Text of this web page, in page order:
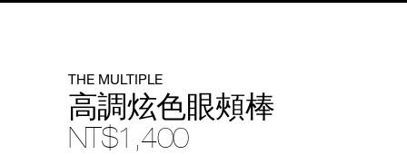
THE MULTIPLE
高調炫色眼頰棒
NT$1,400